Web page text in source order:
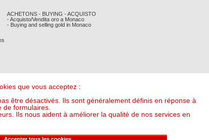
ACHETONS - BUYING - ACQUISTO
- Acquisto/Vendita oro a Monaco
- Buying and selling gold in Monaco
que vous acceptez :
être désactivés. Ils sont généralement définis en réponse à
formulaires.
Ils nous aident à améliorer la qualité de nos services en